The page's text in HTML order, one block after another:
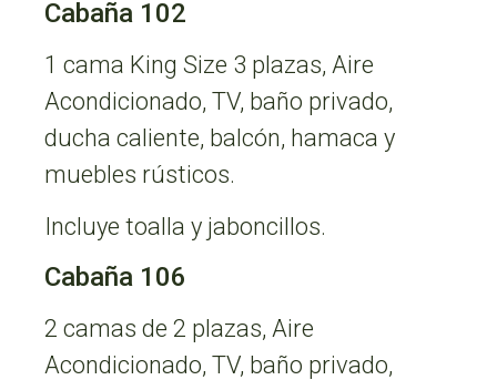
Cabaña 102
1 cama King Size 3 plazas, Aire
Acondicionado, TV, baño privado,
ducha caliente, balcón, hamaca y
muebles rústicos.
Incluye toalla y jaboncillos.
Cabaña 106
2 camas de 2 plazas, Aire
Acondicionado, TV, baño privado,